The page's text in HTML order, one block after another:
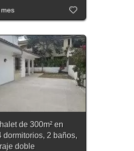
de 300m² en
dormitorios, 2 baños,
doble